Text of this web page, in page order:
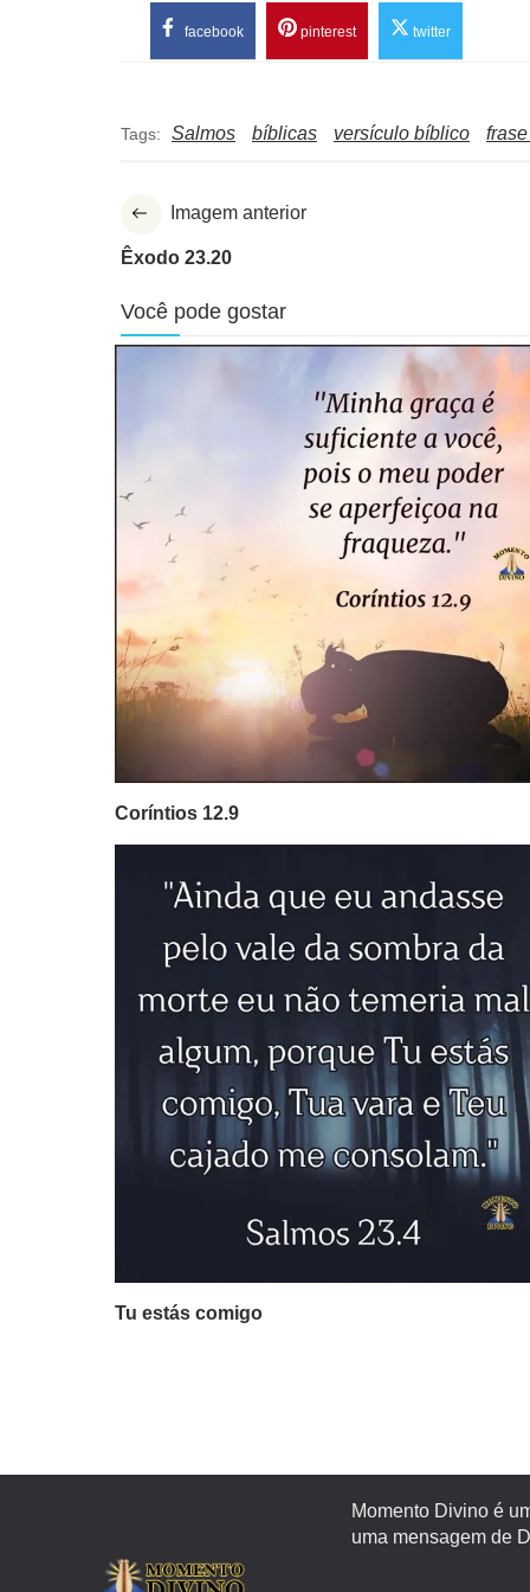
facebook pinterest twitter
Tags: Salmos bíblicas versículo bíblico
Imagem anterior
Êxodo 23.20
Você pode gostar
Coríntios 12.9
Tu estás comigo
Momento Divino é
uma mensagem de